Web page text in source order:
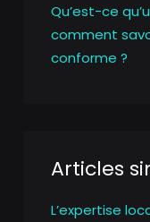
Qu’est-ce
comment
conforme ?
Articles
L’expertise